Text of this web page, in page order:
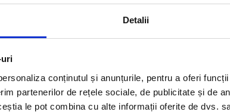
Detalii
conținutul și anunțurile, pentru a oferi
partenerilor de rețele sociale, de publicitate și de
le pot combina cu alte informații oferite de dvs.
PETRICA NIJINSKI - CEALALTA PARTE A GENIULUI